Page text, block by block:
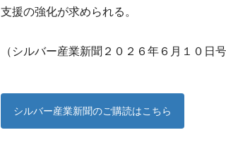
支援の強化が求められる。
（シルバー産業新聞２０２６年６月１０日号
シルバー産業新聞のご購読はこちら